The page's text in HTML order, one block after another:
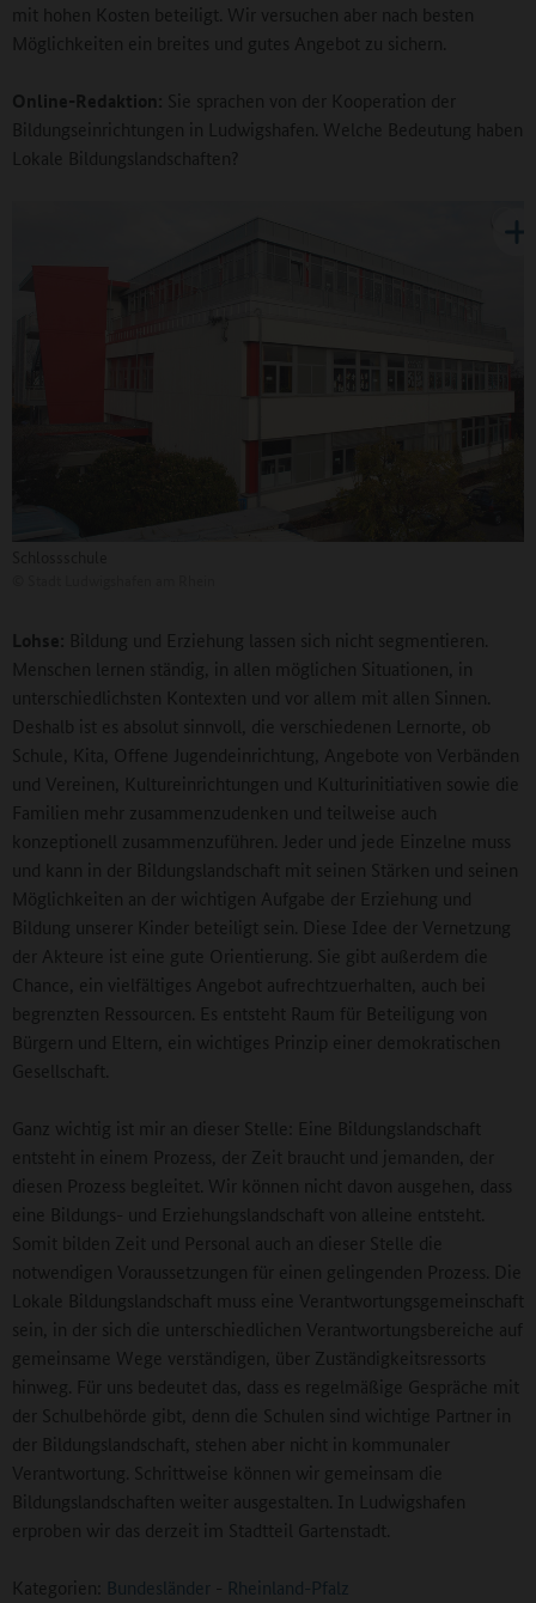
mit hohen Kosten beteiligt. Wir versuchen aber nach besten
Möglichkeiten ein breites und gutes Angebot zu sichern.
Online-Redaktion:
Sie sprachen von der Kooperation der
Bildungseinrichtungen in Ludwigshafen. Welche Bedeutung haben
Lokale Bildungslandschaften?
Lohse: Bildung und Erziehung lassen sich nicht segmentieren.
Menschen lernen ständig, in allen möglichen Situationen, in
unterschiedlichsten Kontexten und vor allem mit allen Sinnen.
Deshalb ist es absolut sinnvoll, die verschiedenen Lernorte, ob
Schule, Kita, Offene Jugendeinrichtung, Angebote von Verbänden
und Vereinen, Kultureinrichtungen und Kulturinitiativen sowie die
Familien mehr zusammenzudenken und teilweise auch
konzeptionell zusammenzuführen. Jeder und jede Einzelne muss
und kann in der Bildungslandschaft mit seinen Stärken und seinen
Möglichkeiten an der wichtigen Aufgabe der Erziehung und
Bildung unserer Kinder beteiligt sein. Diese Idee der Vernetzung
der Akteure ist eine gute Orientierung. Sie gibt außerdem die
Chance, ein vielfältiges Angebot aufrechtzuerhalten, auch bei
begrenzten Ressourcen. Es entsteht Raum für Beteiligung von
Bürgern und Eltern, ein wichtiges Prinzip einer demokratischen
Gesellschaft.
Ganz wichtig ist mir an dieser Stelle: Eine Bildungslandschaft
entsteht in einem Prozess, der Zeit braucht und jemanden, der
diesen Prozess begleitet. Wir können nicht davon ausgehen, dass
eine Bildungs- und Erziehungslandschaft von alleine entsteht.
Somit bilden Zeit und Personal auch an dieser Stelle die
notwendigen Voraussetzungen für einen gelingenden Prozess. Die
Lokale Bildungslandschaft muss eine Verantwortungsgemeinschaft
sein, in der sich die unterschiedlichen Verantwortungsbereiche auf
gemeinsame Wege verständigen, über Zuständigkeitsressorts
hinweg. Für uns bedeutet das, dass es regelmäßige Gespräche mit
der Schulbehörde gibt, denn die Schulen sind wichtige Partner in
der Bildungslandschaft, stehen aber nicht in kommunaler
Verantwortung. Schrittweise können wir gemeinsam die
Bildungslandschaften weiter ausgestalten. In Ludwigshafen
erproben wir das derzeit im Stadtteil Gartenstadt.
Kategorien: Bundesländer - Rheinland-Pfalz